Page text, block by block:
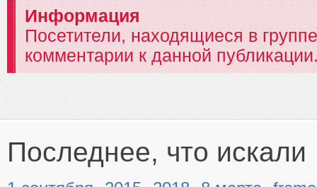
Информация
Посетители, находящиеся в
комментарии к данной
Последнее, что искали